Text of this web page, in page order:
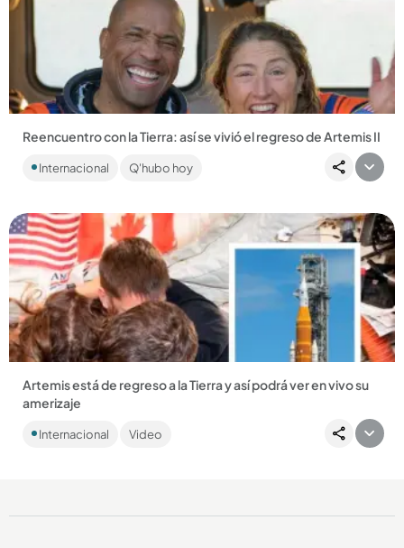
Compartir Noticia
Reencuentro con la Tierra: así se vivió el regreso de Artemis II
La misión, más que un hito científico, fue un viaje cargado de
emociones....
Internacional Q'hubo hoy
Compartir Noticia
Artemis está de regreso a la Tierra y así podrá ver en vivo su
amerizaje
amerizaje este viernes 10 de abril....
Internacional Video